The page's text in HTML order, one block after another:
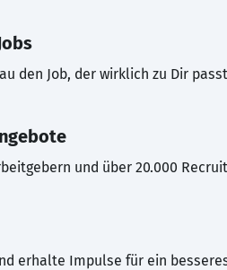
den Job, der wirklich zu Dir
und über 20.000
erhalte Impulse für ein